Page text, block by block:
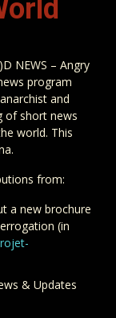
NEWS – Angry
program
and
of short news
world. This
from:
a new brochure
(in
& Updates